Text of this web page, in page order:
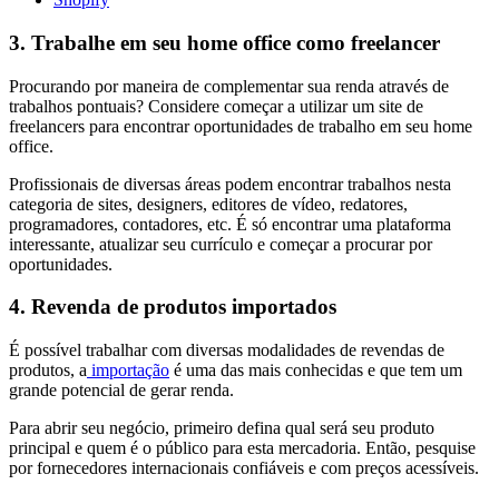
3. Trabalhe em seu home office como freelancer
Procurando por maneira de complementar sua renda através de
trabalhos pontuais? Considere começar a utilizar um site de
freelancers para encontrar oportunidades de trabalho em seu home
office.
Profissionais de diversas áreas podem encontrar trabalhos nesta
categoria de sites, designers, editores de vídeo, redatores,
programadores, contadores, etc. É só encontrar uma plataforma
interessante, atualizar seu currículo e começar a procurar por
oportunidades.
4. Revenda de produtos importados
É possível trabalhar com diversas modalidades de revendas de
produtos, a importação é uma das mais conhecidas e que tem um
grande potencial de gerar renda.
Para abrir seu negócio, primeiro defina qual será seu produto
principal e quem é o público para esta mercadoria. Então, pesquise
por fornecedores internacionais confiáveis e com preços acessíveis.